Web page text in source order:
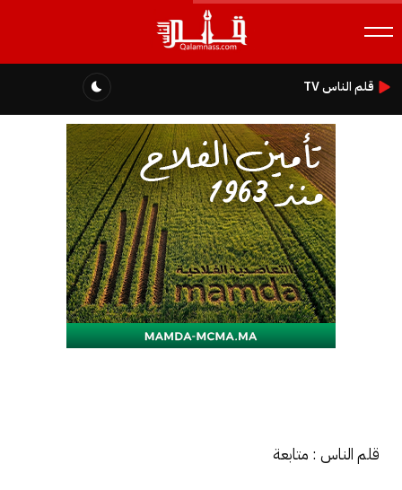
قلم الناس TV
قلم الناس : متابعة